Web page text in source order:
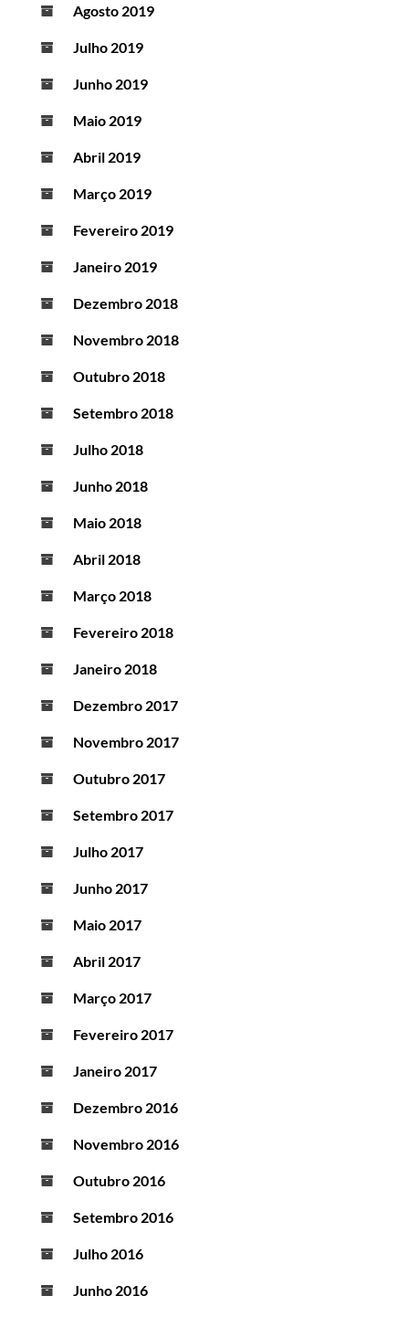
Agosto 2019
Julho 2019
Junho 2019
Maio 2019
Abril 2019
Março 2019
Fevereiro 2019
Janeiro 2019
Dezembro 2018
Novembro 2018
Outubro 2018
Setembro 2018
Julho 2018
Junho 2018
Maio 2018
Abril 2018
Março 2018
Fevereiro 2018
Janeiro 2018
Dezembro 2017
Novembro 2017
Outubro 2017
Setembro 2017
Julho 2017
Junho 2017
Maio 2017
Abril 2017
Março 2017
Fevereiro 2017
Janeiro 2017
Dezembro 2016
Novembro 2016
Outubro 2016
Setembro 2016
Julho 2016
Junho 2016